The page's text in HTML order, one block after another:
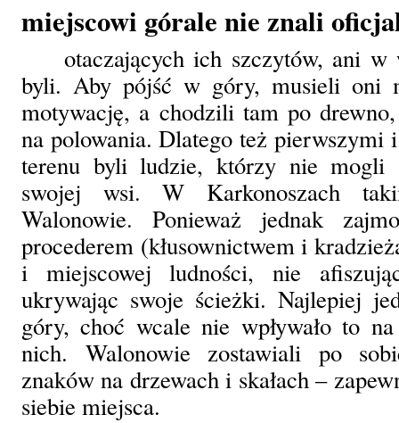
miejscowi górale nie znali
otaczających ich szczytów, ani
byli. Aby pójść w góry, musieli oni
motywację, a chodzili tam po
na polowania. Dlatego też pierwszymi
terenu byli ludzie, którzy nie mogli
swojej wsi. W Karkonoszach
Walonowie. Ponieważ jednak
procederem (kłusownictwem i
i miejscowej ludności, nie
ukrywając swoje ścieżki. Najlepiej
góry, choć wcale nie wpływało to
nich. Walonowie zostawiali po
znaków na drzewach i skałach –
siebie miejsca.